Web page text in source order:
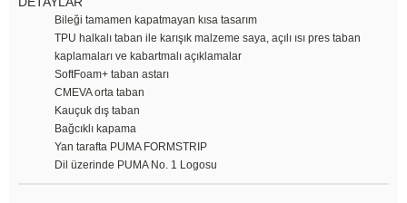
Bileği tamamen kapatmayan kısa tasarım
TPU halkalı taban ile karışık malzeme saya, açılı ısı pres taban
kaplamaları ve kabartmalı açıklamalar
SoftFoam+ taban astarı
CMEVA orta taban
Kauçuk dış taban
Bağcıklı kapama
Yan tarafta PUMA FORMSTRIP
Dil üzerinde PUMA No. 1 Logosu